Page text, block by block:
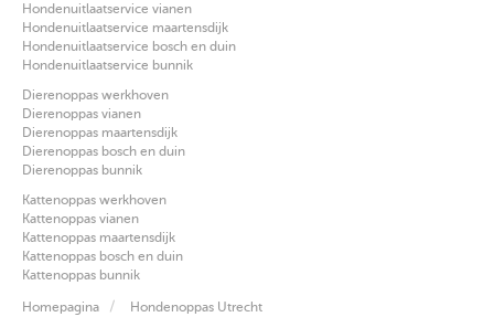
Hondenuitlaatservice vianen
Hondenuitlaatservice maartensdijk
Hondenuitlaatservice bosch en duin
Hondenuitlaatservice bunnik
Dierenoppas werkhoven
Dierenoppas vianen
Dierenoppas maartensdijk
Dierenoppas bosch en duin
Dierenoppas bunnik
Kattenoppas werkhoven
Kattenoppas vianen
Kattenoppas maartensdijk
Kattenoppas bosch en duin
Kattenoppas bunnik
Homepagina Hondenoppas Utrecht